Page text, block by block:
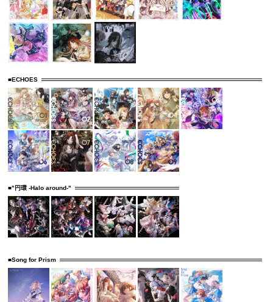
■ECHOES
■"円環 -Halo around-"
■Song for Prism